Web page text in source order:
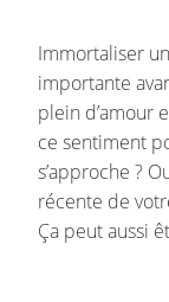
Immortaliser
importante
plein d’amour
ce sentiment
s’approche ?
récente de
Ça peut aussi